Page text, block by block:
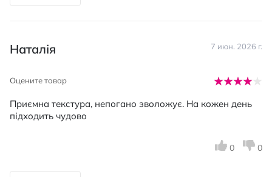
Наталія 7 июн. 2026 г.
Оцените товар
Приємна текстура, непогано зволожує. На кожен день
підходить чудово
0 0